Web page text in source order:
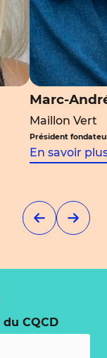
Marc-
Maillon Vert
Président
En savoir
CQCD